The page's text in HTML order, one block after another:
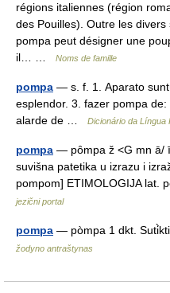
régions italiennes (région
des Pouilles). Outre les
pompa peut désigner une
il… …
Noms de famille
pompa — s. f. 1. Aparato
esplendor. 3. fazer pompa
alarde de …
Dicionário da Língua
pompa — pȏmpa ž <G mn ā/
suvišna patetika u izrazu i
pompom] ETIMOLOGIJA
jezični portal
pompa — pòmpa 1 dkt.
žodyno antraštynas